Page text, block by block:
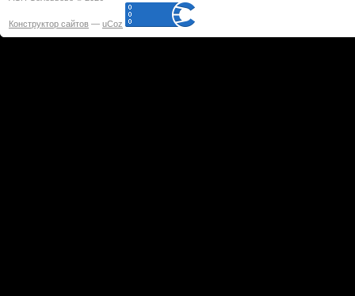
Конструктор сайтов — uCoz